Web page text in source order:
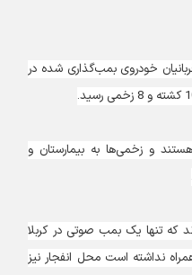
خودروی بمب‌گذاری شده در
و زخمی‌ها به بیمارستان و
که تنها یک بمب صوتی در کربلا
نداشته است محل انفجار نیز